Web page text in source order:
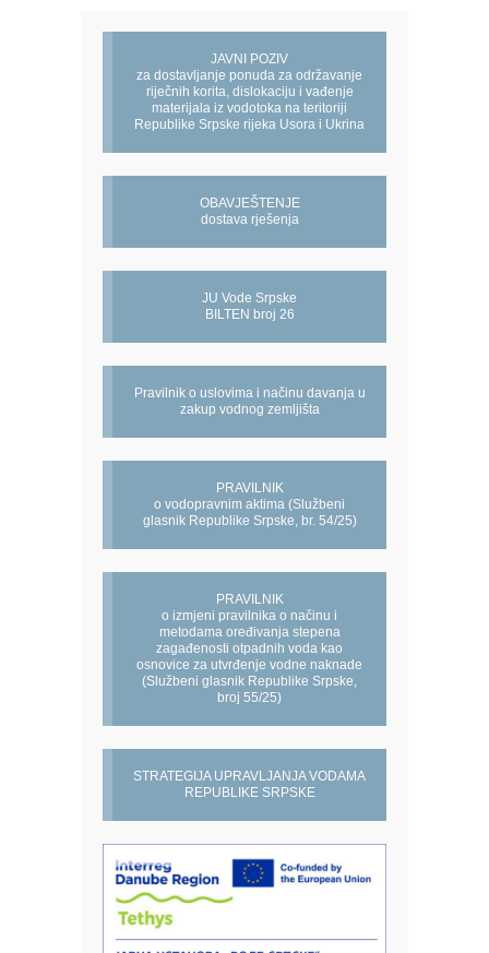
JAVNI POZIV
za dostavljanje ponuda za održavanje
riječnih korita, dislokaciju i vađenje
materijala iz vodotoka na teritoriji
Republike Srpske rijeka Usora i Ukrina
OBAVJEŠTENJE
dostava rješenja
JU Vode Srpske
BILTEN broj 26
Pravilnik o uslovima i načinu davanja u
zakup vodnog zemljišta
PRAVILNIK
o vodopravnim aktima (Službeni
glasnik Republike Srpske, br. 54/25)
PRAVILNIK
o izmjeni pravilnika o načinu i
metodama oređivanja stepena
zagađenosti otpadnih voda kao
osnovice za utvrđenje vodne naknade
(Službeni glasnik Republike Srpske,
broj 55/25)
STRATEGIJA UPRAVLJANJA VODAMA
REPUBLIKE SRPSKE